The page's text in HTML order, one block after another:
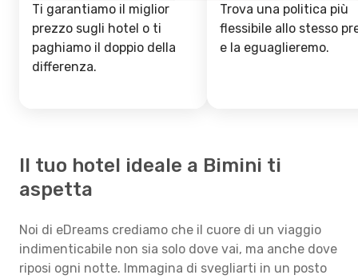
Ti garantiamo il miglior
prezzo sugli hotel o ti
paghiamo il doppio della
differenza.
Trova una politica più
flessibile allo stesso
e la eguaglieremo.
Il tuo hotel ideale a Bimini ti
aspetta
Noi di eDreams crediamo che il cuore di un viaggio
indimenticabile non sia solo dove vai, ma anche dove
riposi ogni notte. Immagina di svegliarti in un posto